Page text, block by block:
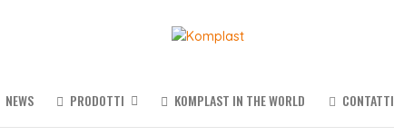
NEWS PRODOTTI KOMPLAST IN THE WORLD CONTATTI